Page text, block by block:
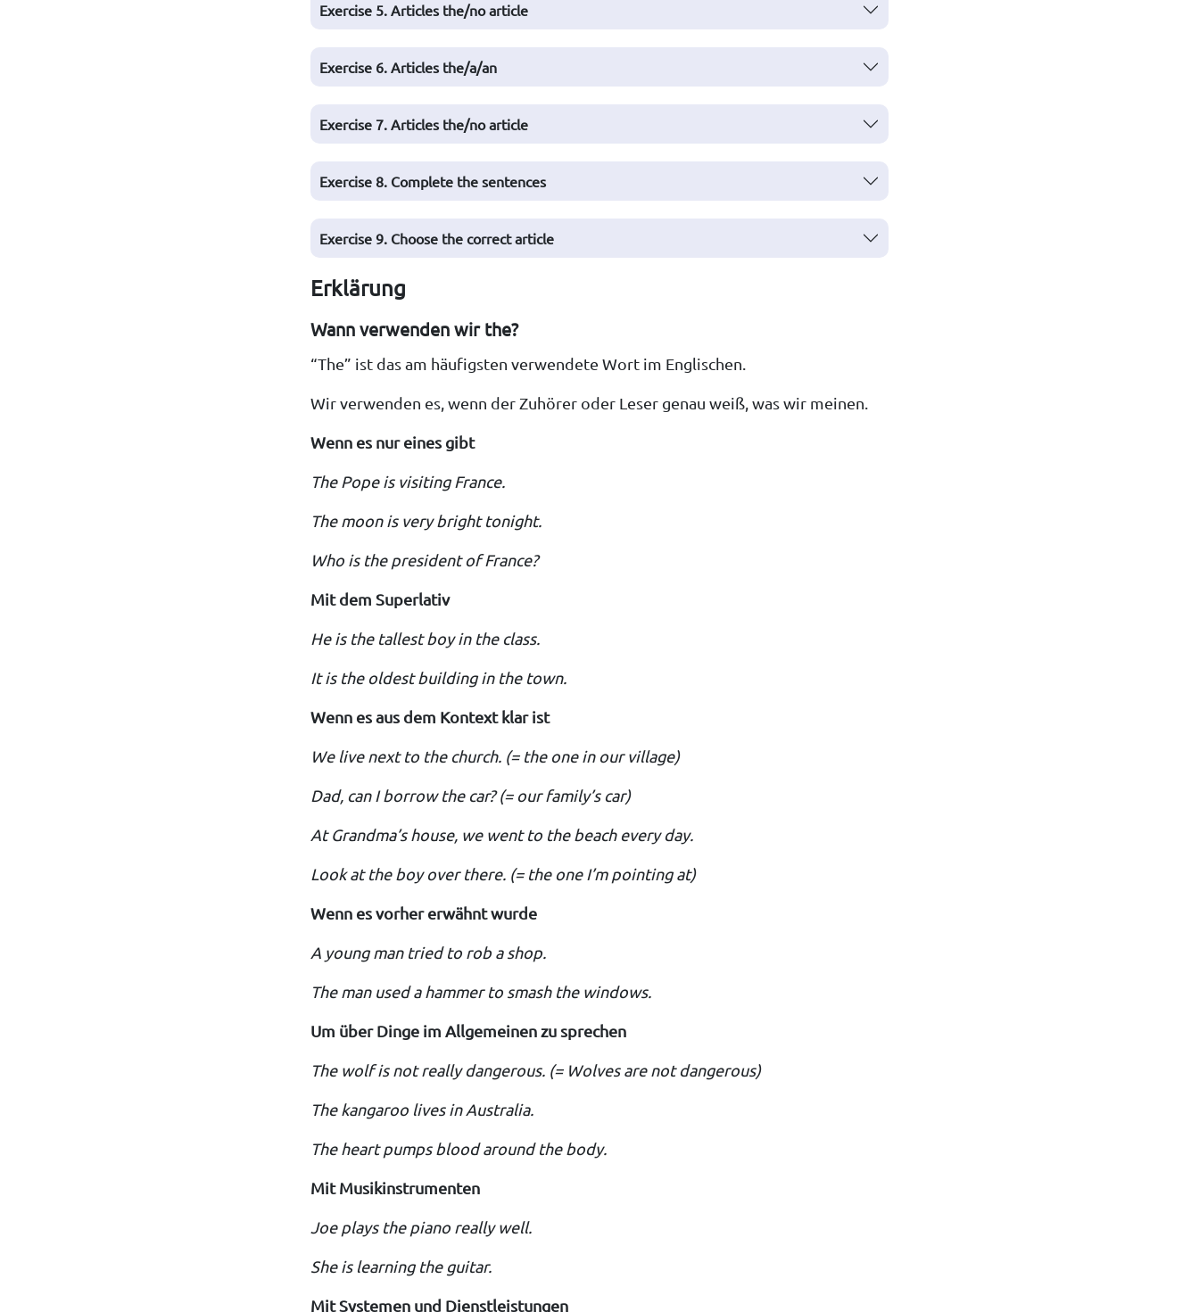
Exercise 5. Articles the/no article
Exercise 6. Articles the/a/an
Exercise 7. Articles the/no article
Exercise 8. Complete the sentences
Exercise 9. Choose the correct article
Erklärung
Wann verwenden wir the?
“The” ist das am häufigsten verwendete Wort im Englischen.
Wir verwenden es, wenn der Zuhörer oder Leser genau weiß, was wir meinen.
Wenn es nur eines gibt
The Pope is visiting France.
The moon is very bright tonight.
Who is the president of France?
Mit dem Superlativ
He is the tallest boy in the class.
It is the oldest building in the town.
Wenn es aus dem Kontext klar ist
We live next to the church. (= the one in our village)
Dad, can I borrow the car? (= our family’s car)
At Grandma’s house, we went to the beach every day.
Look at the boy over there. (= the one I’m pointing at)
Wenn es vorher erwähnt wurde
A young man tried to rob a shop.
The man used a hammer to smash the windows.
Um über Dinge im Allgemeinen zu sprechen
The wolf is not really dangerous. (= Wolves are not dangerous)
The kangaroo lives in Australia.
The heart pumps blood around the body.
Mit Musikinstrumenten
Joe plays the piano really well.
She is learning the guitar.
Mit Systemen und Dienstleistungen